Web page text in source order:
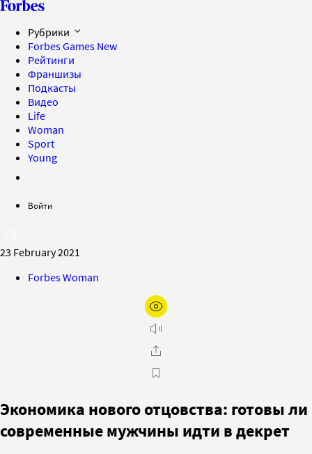
Рубрики
Forbes Games New
Рейтинги
Франшизы
Подкасты
Видео
Life
Woman
Sport
Young
Войти
23 February 2021
Forbes Woman
Экономика нового отцовства: готовы ли
современные мужчины идти в декрет